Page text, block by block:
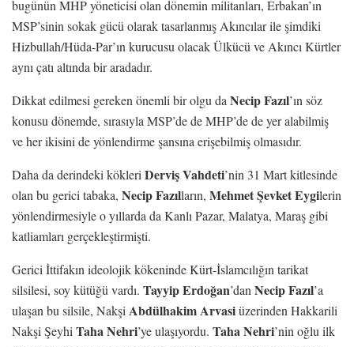
bugünün MHP yöneticisi olan dönemin militanları, Erbakan’ın
MSP’sinin sokak gücü olarak tasarlanmış Akıncılar ile şimdiki
Hizbullah/Hüda-Par’ın kurucusu olacak Ülkücü ve Akıncı Kürtler
aynı çatı altında bir aradadır.
Dikkat edilmesi gereken önemli bir olgu da Necip Fazıl’ın söz
konusu dönemde, sırasıyla MSP’de de MHP’de de yer alabilmiş
ve her ikisini de yönlendirme şansına erişebilmiş olmasıdır.
Daha da derindeki kökleri Derviş Vahdeti’nin 31 Mart kitlesinde
olan bu gerici tabaka, Necip Fazılların, Mehmet Şevket Eygilerin
yönlendirmesiyle o yıllarda da Kanlı Pazar, Malatya, Maraş gibi
katliamları gerçekleştirmişti.
Gerici İttifakın ideolojik kökeninde Kürt-İslamcılığın tarikat
silsilesi, soy kütüğü vardı. Tayyip Erdoğan’dan Necip Fazıl’a
ulaşan bu silsile, Nakşi Abdülhakim Arvasiüzerinden Hakkarili
Nakşi Şeyhi Taha Nehri’ye ulaşıyordu. Taha Nehri’nin oğlu ilk